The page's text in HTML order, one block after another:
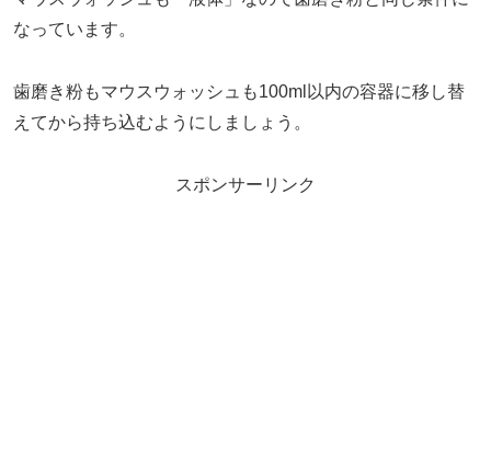
なっています。
歯磨き粉もマウスウォッシュも100ml以内の容器に移し替
えてから持ち込むようにしましょう。
スポンサーリンク